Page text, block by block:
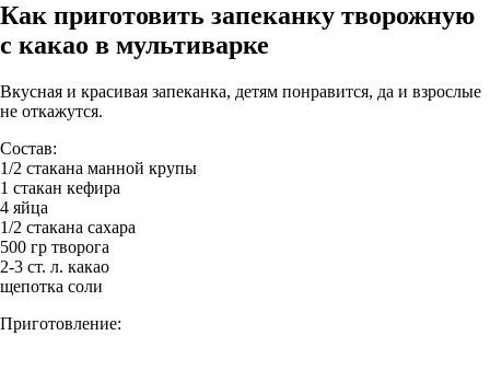
Как приготовить запеканку творожную
с какао в мультиварке
Вкусная и красивая запеканка, детям понравится, да и взрослые
не откажутся.
Состав:
1/2 стакана манной крупы
1 стакан кефира
4 яйца
1/2 стакана сахара
500 гр творога
2-3 ст. л. какао
щепотка соли
Приготовление: